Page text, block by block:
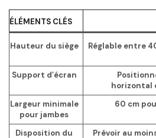
ÉLÉMENTS CLÉS
Hauteur du siège Réglable entre
Support d’écran
horizontal
Largeur minimale
pour jambes
60 cm
Disposition du Prévoir au